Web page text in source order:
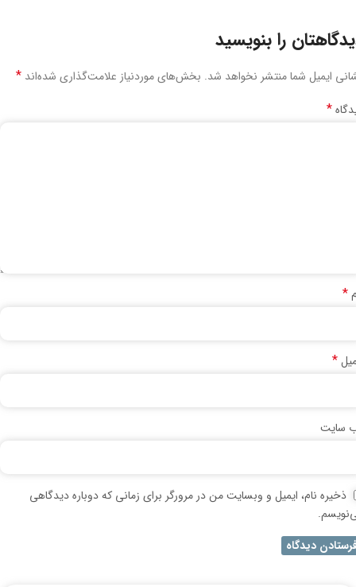
را بنویسید
ایمیل شما منتشر نخواهد شد. بخش‌های موردنیاز علامت‌گذاری شده‌اند *
*
*
*
سایت
ذخیره نام، ایمیل و وبسایت من در مرورگر برای زمانی که دوباره دیدگاهی